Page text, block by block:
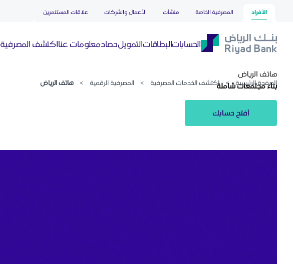
تخطي إلى المحتوى الرئيسي
هاتف الرياض
الأفراد المصرفية الخاصة منشآت الأعمال والشركات علاقات المستثمرين
الحساباتالبطاقاتالتمويلحصادمعلومات عنااكتشف المصرفية
الصفحة الرئيسية > اكتشف الخدمات المصرفية > المصرفية الرقمية > هاتف الرياض
هاتف الرياض
بناء مجتمعات شاملة
أفتح حسابك